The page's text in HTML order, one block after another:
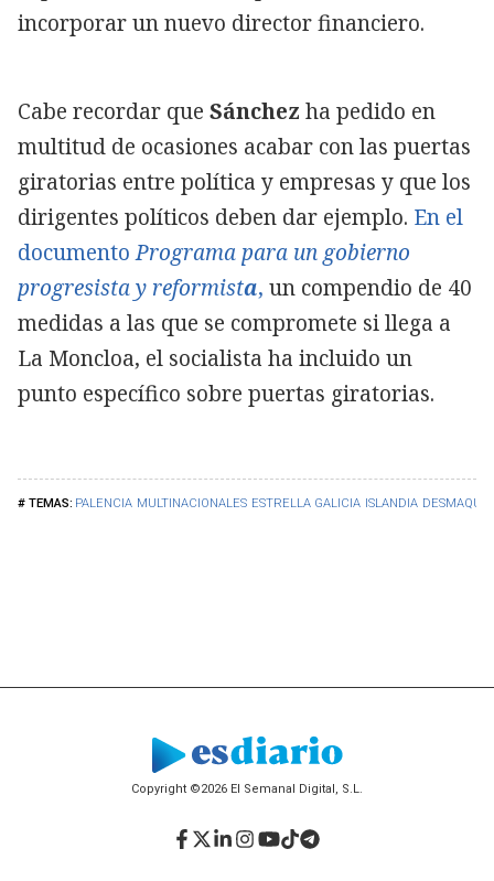
PALENCIA MULTINACIONALES ESTRELLA GALICIA ISLANDIA
incorporar un nuevo director financiero.
Cabe recordar que Sánchez ha pedido en
multitud de ocasiones acabar con las puertas
giratorias entre política y empresas y que los
dirigentes políticos deben dar ejemplo. En el
documentoPrograma para un gobierno
progresista y reformista, un compendio de 40
medidas a las que se compromete si llega a
La Moncloa, el socialista ha incluido un
punto específico sobre puertas giratorias.
Copyright ©2026 El Semanal Digital, S.L.
Facebook
Twitter
LinkedIn
Instagram
YouTube
TikTok
Telegram